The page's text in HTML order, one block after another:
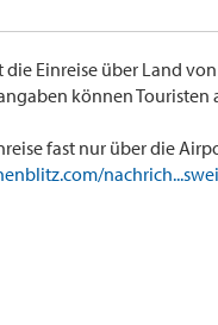
Einreise über Land
können
fast nur über die